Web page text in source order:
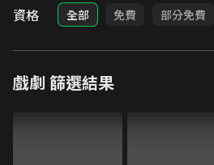
資格 全部 免費 部分免費
戲劇 篩選結果